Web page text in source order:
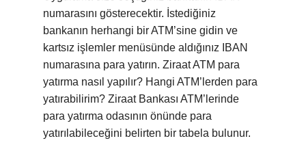
numarasını gösterecektir. İstediğiniz
bankanın herhangi bir ATM’sine gidin ve
kartsız işlemler menüsünde aldığınız IBAN
numarasına para yatırın. Ziraat ATM para
yatırma nasıl yapılır? Hangi ATM’lerden para
yatırabilirim? Ziraat Bankası ATM’lerinde
para yatırma odasının önünde para
yatırılabileceğini belirten bir tabela bulunur.